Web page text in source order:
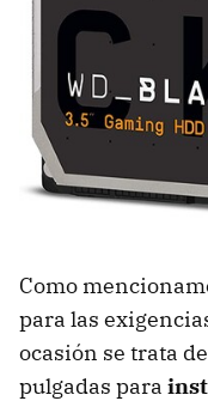
Como
para las
ocasión se trata
pulgadas para